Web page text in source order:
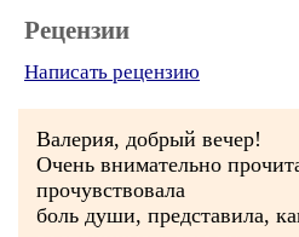
Рецензии
Написать рецензию
Валерия, добрый вечер!
Очень внимательно
прочувствовала
боль души, представила,